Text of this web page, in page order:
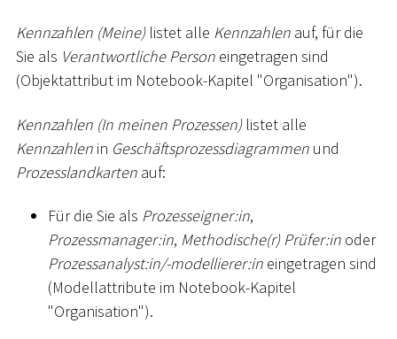
Kennzahlen (Meine)listet alle Kennzahlen auf, für die
Sie als Verantwortliche Person eingetragen sind
(Objektattribut im Notebook-Kapitel "Organisation").
Kennzahlen (In meinen Prozessen)listet alle
Kennzahlen in Geschäftsprozessdiagrammen und
Prozesslandkarten auf:
Für die Sie als Prozesseigner:in,
Prozessmanager:in, Methodische(r) Prüfer:in oder
Prozessanalyst:in/-modellierer:in eingetragen sind
(Modellattribute im Notebook-Kapitel
"Organisation").